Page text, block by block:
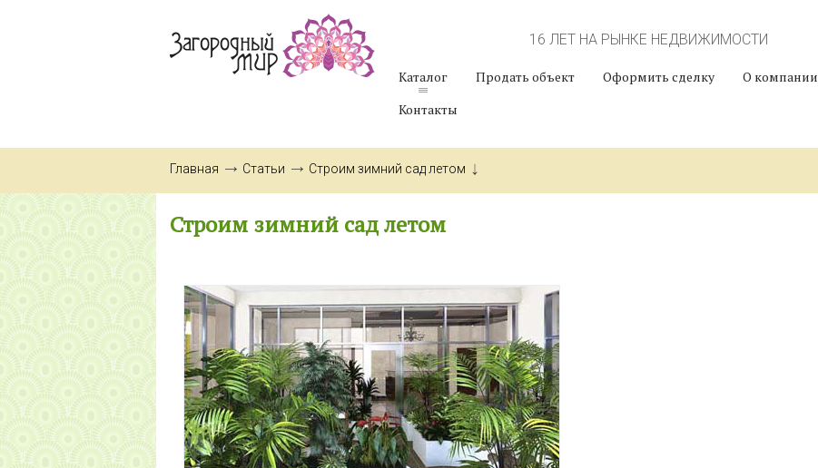
16 ЛЕТ НА РЫНКЕ НЕДВИЖИМОСТИ
Каталог Продать объект Оформить сделку О компании
Контакты
Главная Статьи Строим зимний сад летом
Строим зимний сад летом